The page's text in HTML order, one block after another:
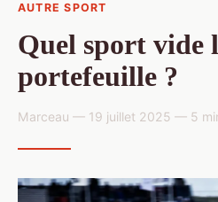
AUTRE SPORT
Quel sport vide
portefeuille ?
Marceau — 19 juillet 2025 — 5